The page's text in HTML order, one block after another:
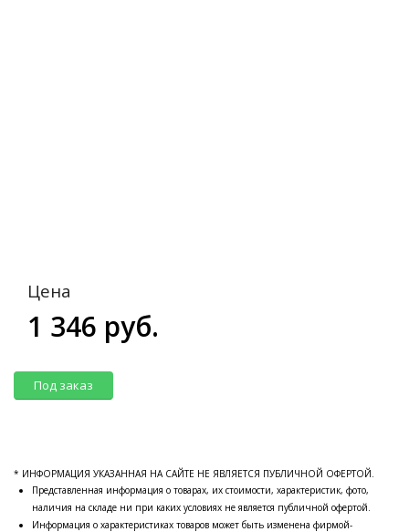
Цена
1 346 руб.
Под заказ
* ИНФОРМАЦИЯ УКАЗАННАЯ НА САЙТЕ НЕ ЯВЛЯЕТСЯ ПУБЛИЧНОЙ ОФЕРТОЙ.
Представленная информация о товарах, их стоимости, характеристик, фото,
наличия на складе ни при каких условиях не является публичной офертой.
Информация о характеристиках товаров может быть изменена фирмой-